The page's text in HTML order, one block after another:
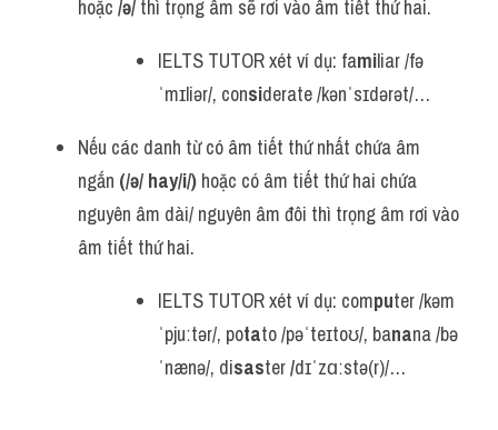
hoặc /ə/ thì trọng âm sẽ rơi vào âm tiết thứ hai.
IELTS TUTOR xét ví dụ: familiar /fə
ˈmɪliər/, considerate /kənˈsɪdərət/…
Nếu các danh từ có âm tiết thứ nhất chứa âm
ngắn (/ə/ hay/i/) hoặc có âm tiết thứ hai chứa
nguyên âm dài/ nguyên âm đôi thì trọng âm rơi vào
âm tiết thứ hai.
IELTS TUTOR xét ví dụ: computer /kəm
ˈpjuːtər/, potato /pəˈteɪtoʊ/, banana /bə
ˈnænə/, disaster /dɪˈzɑːstə(r)/…